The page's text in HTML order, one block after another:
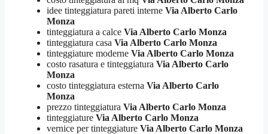
idee tinteggiatura pareti interne Via Alberto Carlo
Monza
tinteggiatura a calce Via Alberto Carlo Monza
tinteggiatura casa Via Alberto Carlo Monza
tinteggiature moderne Via Alberto Carlo Monza
costo rasatura e tinteggiatura Via Alberto Carlo
Monza
costo tinteggiatura esterna Via Alberto Carlo
Monza
prezzo tinteggiatura Via Alberto Carlo Monza
tinteggiature Via Alberto Carlo Monza
vernice per tinteggiature Via Alberto Carlo Monza